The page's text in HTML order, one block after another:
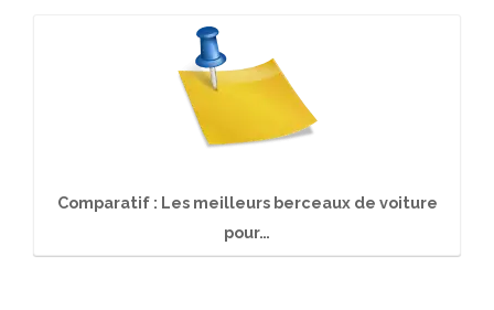
Comparatif : Les meilleurs berceaux de voiture
pour…